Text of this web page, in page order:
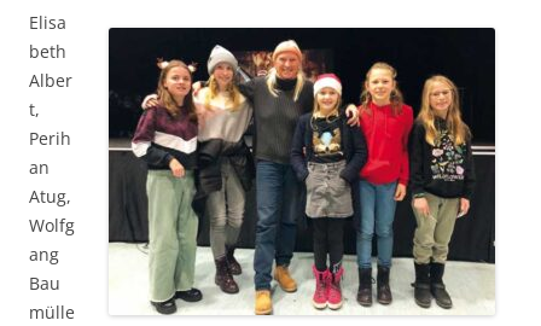
Elisa
beth
Alber
t,
Perih
an
Atug,
Wolfg
ang
Bau
mülle